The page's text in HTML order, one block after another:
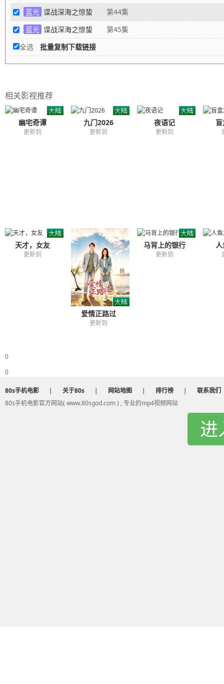
蓝光 谍战深海之惊蛰 第44集
蓝光 谍战深海之惊蛰 第45集
全选
批量复制下载链接
相关影视推荐
幽宅奇谭
更新到
九门2026
更新到
夜语记
更新到
天才，女友
更新到
爱情正路过
更新到
马背上的银行
更新到
0
0
80s手机电影 | 关于80s | 网站地图 | 排行榜 |
联系我们
80s手机电影官方网站( www.80sgod.com ) , 专业的mp4视频网站
进